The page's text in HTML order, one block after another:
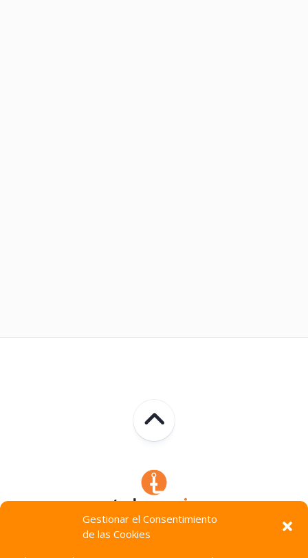
Gestionar el Consentimiento
de las Cookies
Technocracia © 2026. Todos Los Derechos Reservados.